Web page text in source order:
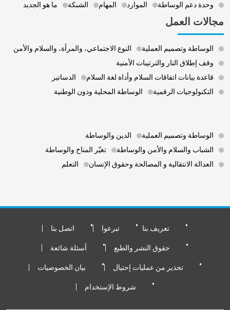
وحدة دعم الوساطة الموارد المهام الشبكة ما هو الجديد
مجالات العمل
الوساطة وتصميم العملية
النوع الاجتماعي، والمرأة، والسلام والأمن
وقف إطلاق النار والترتيبات الأمنية
قاعدة بيانات اتفاقات السلام وأداة لغة السلام
الدساتير
التكنولوجيات الرقمية
الوساطة المحلية ودون الوطنية
Footer 3
الوساطة وتصميم العملية
الدين والوساطة
الشباب والسلام والأمن والوساطة
تغيّر المناخ والوساطة
العدالة الانتقالية و المصالحة وحقوق الإنسان
التعلم
Footer Bottom
تعريف بنا تبرعوا اتصل بنا
حقوق النشر والطبع أسئلة شائعة
تحذير من عمليات إحتيال بيان الخصوصيات
شروط الإستخدام